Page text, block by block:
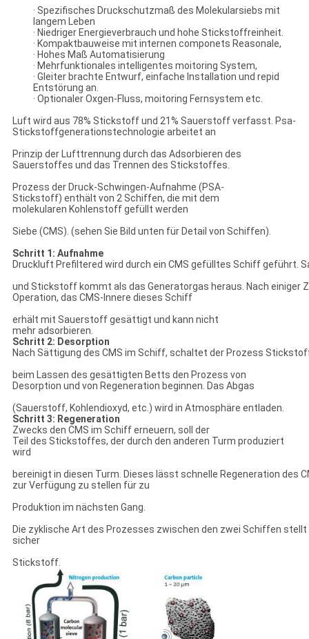
· Spezifisches Druckschutzmaß des Molekularsiebs mit
langem Leben
· Niedriger Energieverbrauch und hohe Stickstoffreinheit.
· Kompaktbauweise mit internen componets Reasonale,
· Hohes Maß Automatisierung
· Mehrfunktionales intelligentes moitoring System,
· Gleiter brachte Entwurf, einfache Installation und repid
Entstörung an.
· Optionaler Oxgen-Fluss, moitoring Fernsystem etc.
Luft wird aus 78% Stickstoff und 21% Sauerstoff verfasst. Psa-
Stickstoffgenerationstechnologie arbeitet an
Prinzip der Lufttrennung durch das Adsorbieren des
Sauerstoffes und das Trennen des Stickstoffes.
Prozess der Druck-Schwingen-Aufnahme (PSA-
Stickstoff) enthält von 2 Schiffen, die mit dem
molekularen Kohlenstoff gefüllt werden
Siebe (CMS). (sehen Sie Bild unten für Detail von Schiffen).
Schritt 1: Aufnahme
Druckluft Prefiltered wird durch ein CMS gefülltes Schiff geführt.
und Stickstoff kommt als das Generatorgas heraus. Nach einiger
Operation, das CMS-Innere dieses Schiff
erhält mit Sauerstoff gesättigt und kann nicht
mehr adsorbieren.
Schritt 2: Desorption
Nach Sättigung des CMS im Schiff, schaltet der Prozess
beim Lassen des gesättigten Betts den Prozess von
Desorption und von Regeneration beginnen. Das Abgas
(Sauerstoff, Kohlendioxyd, etc.) wird in Atmosphäre entladen.
Schritt 3: Regeneration
Zwecks den CMS im Schiff erneuern, soll der
Teil des Stickstoffes, der durch den anderen Turm produziert
wird
bereinigt in diesen Turm. Dieses lässt schnelle Regeneration des
zur Verfügung zu stellen für zu
Produktion im nächsten Gang.
Die zyklische Art des Prozesses zwischen den zwei Schiffen
sicher
Stickstoff.